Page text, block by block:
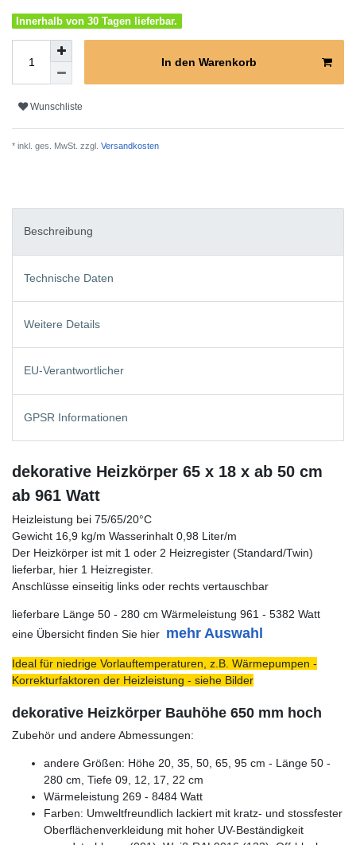
Innerhalb von 30 Tagen lieferbar.
In den Warenkorb
Wunschliste
* inkl. ges. MwSt. zzgl. Versandkosten
Beschreibung
Technische Daten
Weitere Details
EU-Verantwortlicher
GPSR Informationen
dekorative Heizkörper 65 x 18 x ab 50 cm
ab 961 Watt
Heizleistung bei 75/65/20°C
Gewicht 16,9 kg/m Wasserinhalt 0,98 Liter/m
Der Heizkörper ist mit 1 oder 2 Heizregister (Standard/Twin)
lieferbar, hier 1 Heizregister.
Anschlüsse einseitig links oder rechts vertauschbar
lieferbare Länge 50 - 280 cm Wärmeleistung 961 - 5382 Watt
eine Übersicht finden Sie hier mehr Auswahl
Ideal für niedrige Vorlauftemperaturen, z.B. Wärmepumpen -
Korrekturfaktoren der Heizleistung - siehe Bilder
dekorative Heizkörper Bauhöhe 650 mm hoch
Zubehör und andere Abmessungen:
andere Größen: Höhe 20, 35, 50, 65, 95 cm - Länge 50 -
280 cm, Tiefe 09, 12, 17, 22 cm
Wärmeleistung 269 - 8484 Watt
Farben: Umweltfreundlich lackiert mit kratz- und stossfester
Oberflächenverkleidung mit hoher UV-Beständigkeit